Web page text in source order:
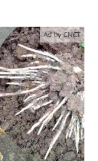
Ad by CNCT